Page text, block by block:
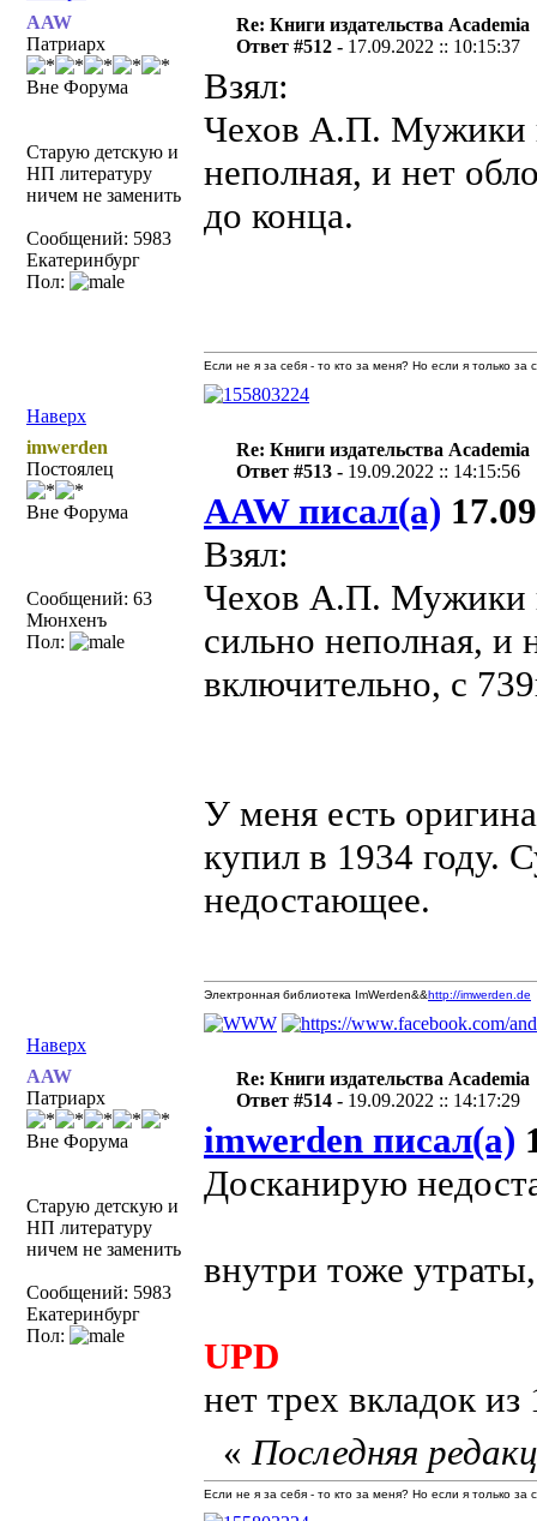
AAW
Патриарх
Вне Форума
Старую детскую и
НП литературу
ничем не заменить
Сообщений: 5983
Екатеринбург
Пол:
Re: Книги издательства Academia
Ответ #512 - 17.09.2022 :: 10:15:37
Взял:
Чехов А.П. Мужики
неполная, и нет
до конца.
Наверх
Если не я за себя - то кто за меня? Но если я только
imwerden
Постоялец
Вне Форума
Сообщений: 63
Мюнхенъ
Пол:
Re: Книги издательства Academia
Ответ #513 - 19.09.2022 :: 14:15:56
AAW писал(а)
Взял:
Чехов А.П. Мужики
сильно неполная, и
включительно, с
У меня есть
купил в 1934 году.
недостающее.
Наверх
Электронная библиотека ImWerden&&http://imwerden.de
AAW
Патриарх
Вне Форума
Старую детскую и
НП литературу
ничем не заменить
Сообщений: 5983
Екатеринбург
Пол:
Re: Книги издательства Academia
Ответ #514 - 19.09.2022 :: 14:17:29
imwerden писал(а)
Досканирую
внутри тоже
UPD
нет трех вкладок
«Последняя
Если не я за себя - то кто за меня? Но если я только